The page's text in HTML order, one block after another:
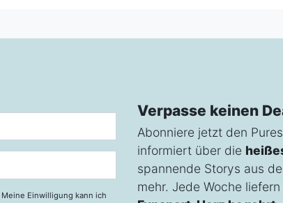
Einwilligung kann ich
Verpasse keinen
Abonniere jetzt den
informiert über die
spannende Storys aus
mehr. Jede Woche